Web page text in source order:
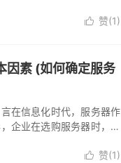
少IP终端，以及如何确定
 赞(1)
因素 (如何确定服务
在信息化时代，服务器作
企业在选购服务器时，如
、服务器价格构成服务器
 赞(1)